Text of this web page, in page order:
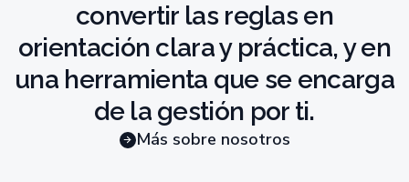
convertir las reglas en
orientación clara y práctica, y en
una herramienta que se encarga
de la gestión por ti.
Más sobre nosotros